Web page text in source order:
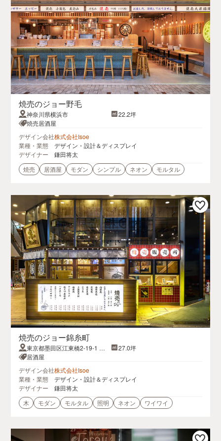
焼売のジョー野毛
神奈川県横浜市
22.2坪
焼売居酒屋
デザイン会社株式会社Isoe
業種・業態
デザイン・設計＆ディスプレイ
デザイナー
鎌田将太
焼売
居酒屋 モダン シンプル ネオン モルタル
焼売のジョー錦糸町
東京都墨田区江東橋2-19-1 テ
ルミナ3 1階 101
27.0坪
居酒屋
デザイン会社株式会社Isoe
業種・業態
デザイン・設計＆ディスプレイ
デザイナー
鎌田将太
木
モダン モルタル 照明 ネオン ワイワイ